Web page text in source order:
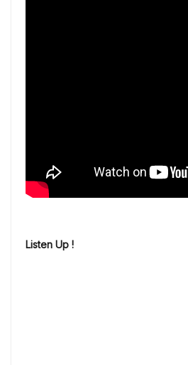
Listen Up !